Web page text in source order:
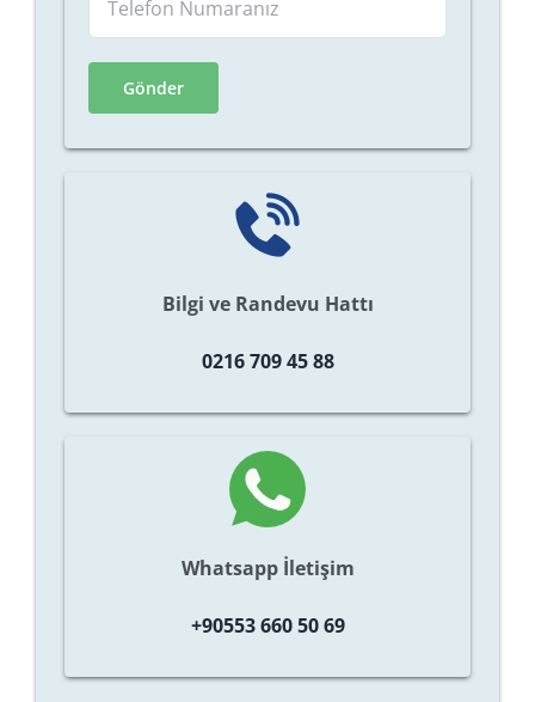
Bilgi ve Randevu Hattı
0216 709 45 88
Whatsapp İletişim
+90553 660 50 69